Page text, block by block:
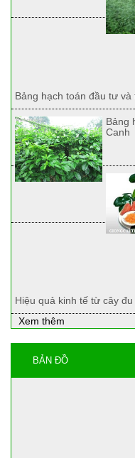
Bảng hạch toán đầu tư
Bảng
Canh
Hiệu quả kinh tế từ cây
Xem thêm
BẢN ĐỒ